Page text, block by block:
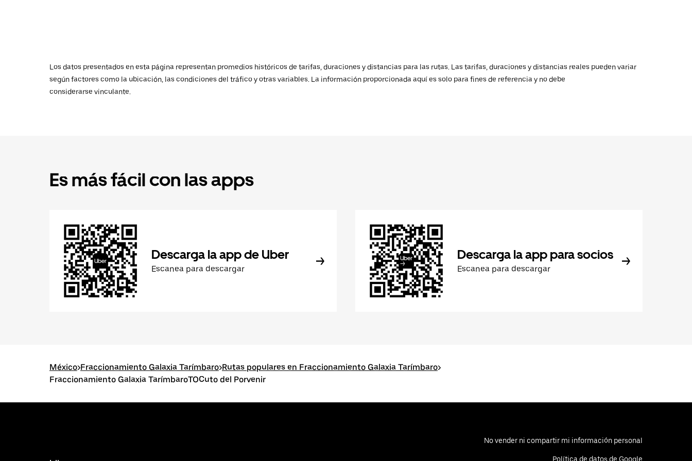
Los datos presentados en esta página representan promedios históricos de tarifas, duraciones y distancias para las rutas. Las tarifas, duraciones y distancias reales pueden variar
según factores como la ubicación, las condiciones del tráfico y otras variables. La información proporcionada aquí es solo para fines de referencia y no debe
considerarse vinculante.
Es más fácil con las apps
Descarga la app de Uber
Escanea para descargar
Descarga la app para socios
Escanea para descargar
México>Fraccionamiento Galaxia Tarímbaro>Rutas populares en Fraccionamiento Galaxia Tarímbaro>
Fraccionamiento Galaxia TarímbaroTOCuto del Porvenir
No vender ni compartir mi información personal
Política de datos de Google